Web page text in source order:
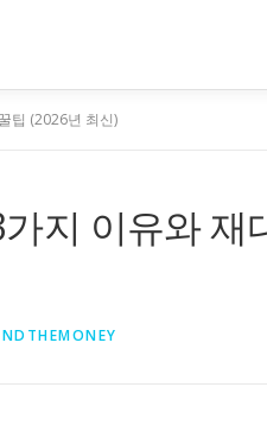
팁 (2026년 최신)
지 이유와